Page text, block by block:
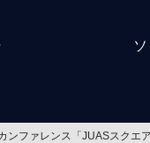
ンファレンス「JUASスクエ